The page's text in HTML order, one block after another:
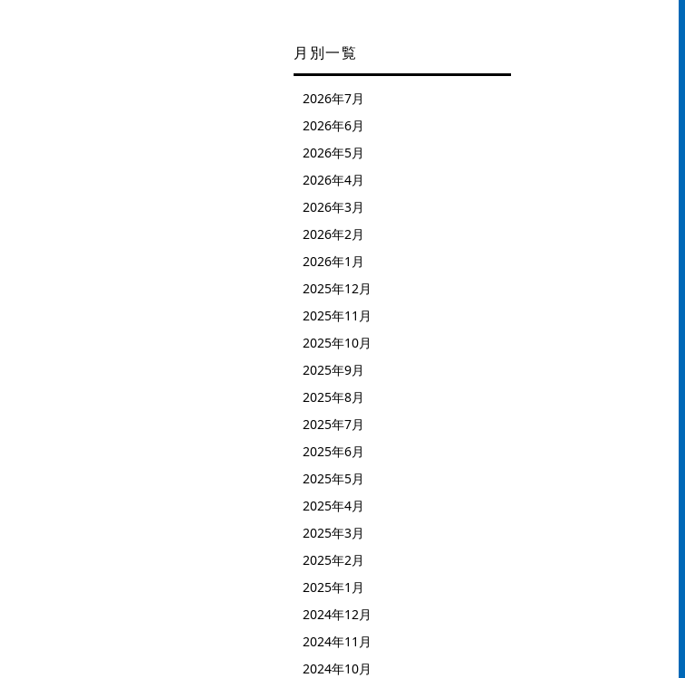
月別一覧
2026年7月
2026年6月
2026年5月
2026年4月
2026年3月
2026年2月
2026年1月
2025年12月
2025年11月
2025年10月
2025年9月
2025年8月
2025年7月
2025年6月
2025年5月
2025年4月
2025年3月
2025年2月
2025年1月
2024年12月
2024年11月
2024年10月